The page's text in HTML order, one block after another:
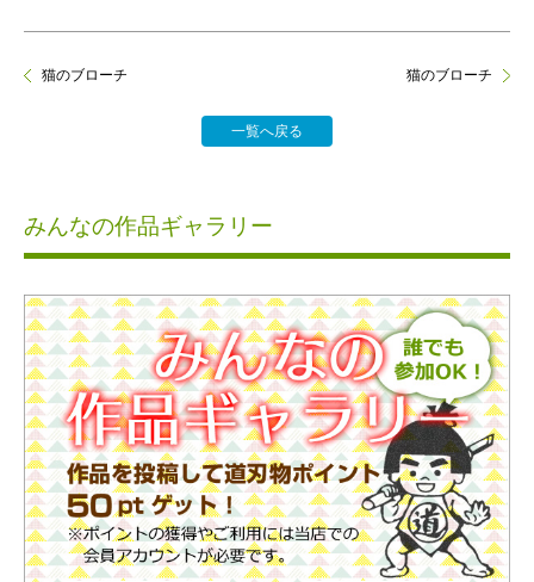
猫のブローチ
一覧へ戻る
猫のブローチ
みんなの作品ギャラリー